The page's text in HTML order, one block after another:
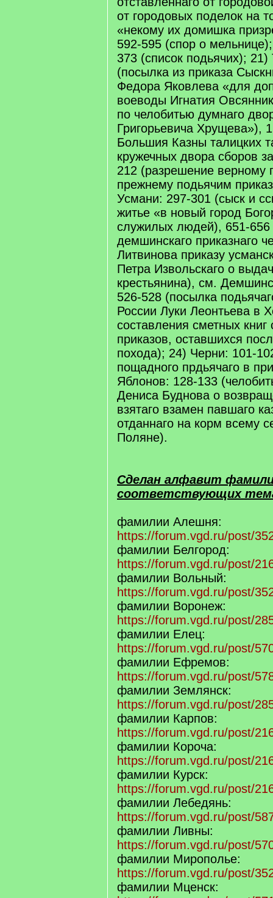
от городовых поделок на
«некому их домишка
592-595 (спор о
373 (список подьячих); 21)
(посылка из приказа
Федора Яковлева «для
воеводы Игнатия
по челобитью думнаго
Григорьевича Хрущева»),
Большия Казны талицких
кружечных двора сборов
212 (разрешение верному
прежнему подьячим
Усмани: 297-301 (сыск и
житье «в новый город
служилых людей), 651-
демшинскаго приказнаго
Литвинова приказу
Петра Извольскаго о
крестьянина), см.
526-528 (посылка
России Луки Леонтьева в
составления сметных книг
приказов, оставшихся
похода); 24) Черни: 101-
пощадного прдьячаго в
Яблонов: 128-133
Дениса Буднова о
взятаго взамен павшаго
отданнаго на корм всему
Поляне).
Сделан алфавит
соответствующих
фамилии Алешня:
https://forum.vgd.ru/post/
фамилии Белгород:
https://forum.vgd.ru/post/
фамилии Вольный:
https://forum.vgd.ru/post/
фамилии Воронеж:
https://forum.vgd.ru/post/
фамилии Елец:
https://forum.vgd.ru/post/
фамилии Ефремов:
https://forum.vgd.ru/post/
фамилии Землянск:
https://forum.vgd.ru/post/
фамилии Карпов:
https://forum.vgd.ru/post/
фамилии Короча:
https://forum.vgd.ru/post/
фамилии Курск:
https://forum.vgd.ru/post/
фамилии Лебедянь:
https://forum.vgd.ru/post/
фамилии Ливны:
https://forum.vgd.ru/post/
фамилии Мирополье:
https://forum.vgd.ru/post/
фамилии Мценск: